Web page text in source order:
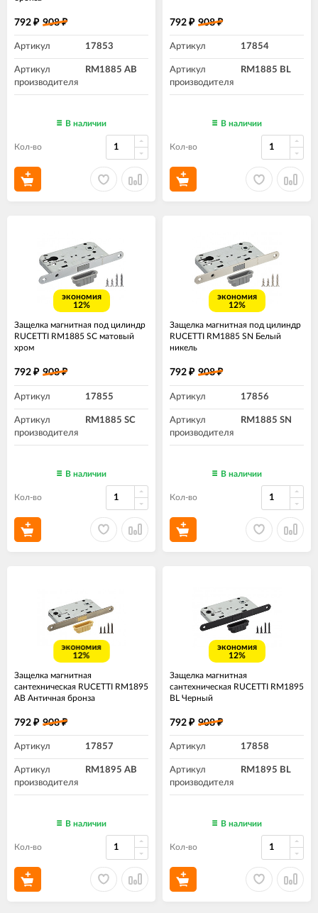
792 ₽ 908₽
Артикул 17853
Артикул
производителя
RM1885 AB
В наличии
Кол-во
792 ₽ 908₽
Артикул 17854
Артикул
производителя
RM1885 BL
В наличии
Кол-во
экономия
12%
Защелка магнитная под цилиндр
RUCETTI RM1885 SC матовый
хром
792 ₽ 908₽
Артикул 17855
Артикул
производителя
RM1885 SC
В наличии
Кол-во
экономия
12%
Защелка магнитная под цилиндр
RUCETTI RM1885 SN Белый
никель
792 ₽ 908₽
Артикул 17856
Артикул
производителя
RM1885 SN
В наличии
Кол-во
экономия
12%
Защелка магнитная
сантехническая RUCETTI RM1895
AB Античная бронза
792 ₽ 908₽
Артикул 17857
Артикул
производителя
RM1895 AB
В наличии
Кол-во
экономия
12%
Защелка магнитная
сантехническая RUCETTI RM1895
BL Черный
792 ₽ 908₽
Артикул 17858
Артикул
производителя
RM1895 BL
В наличии
Кол-во